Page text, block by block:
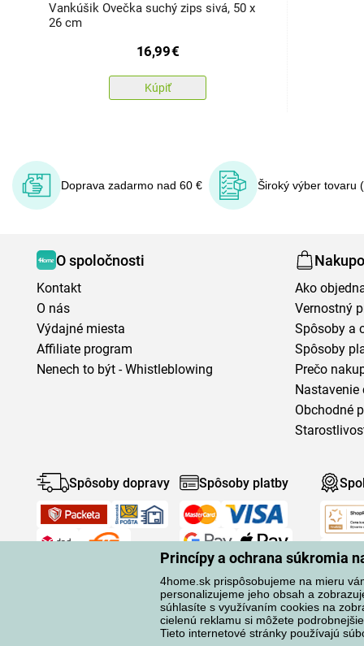
Princípy a ochrana súkromia
4home.sk prispôsobujeme na mieru
personalizujeme jeho obsah a
súhlasíte s využívaním cookies na
cielenú reklamu si môžete
Tieto internetové stránky používajú
Vankúšik Ovečka suchý zips sivá, 50 x
26 cm
16,99€
Kúpiť
Doprava zadarmo nad 60 € Široký výber tovaru
O spoločnosti
Kontakt
O nás
Výdajné miesta
Affiliate program
Nenech to být - Whistleblowing
Ako
Vernostný
Spôsoby a
Spôsoby
Prečo
Nastavenie
Obchodné
Spôsoby dopravy Spôsoby platby
Ochrana osobných údajov